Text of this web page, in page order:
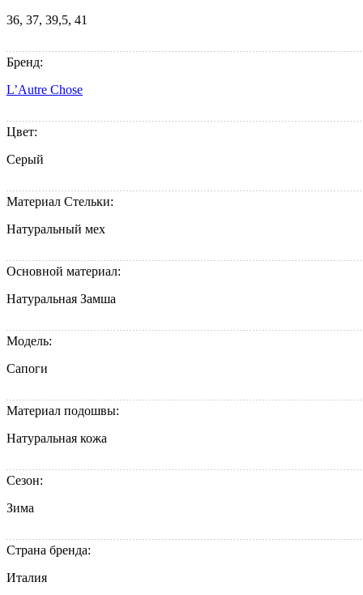
36, 37, 39,5, 41
Бренд:
L’Autre Chose
Цвет:
Серый
Материал Стельки:
Натуральный мех
Основной материал:
Натуральная Замша
Модель:
Сапоги
Материал подошвы:
Натуральная кожа
Сезон:
Зима
Страна бренда:
Италия